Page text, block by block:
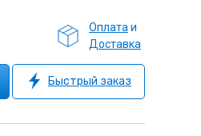
Быстрый заказ
Оплата и
Доставка